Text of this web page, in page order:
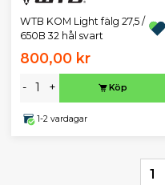
WTB KOM Light fälg 27,5 /
650B 32 hål svart
800,00 kr
- + Köp
1-2 vardagar
1